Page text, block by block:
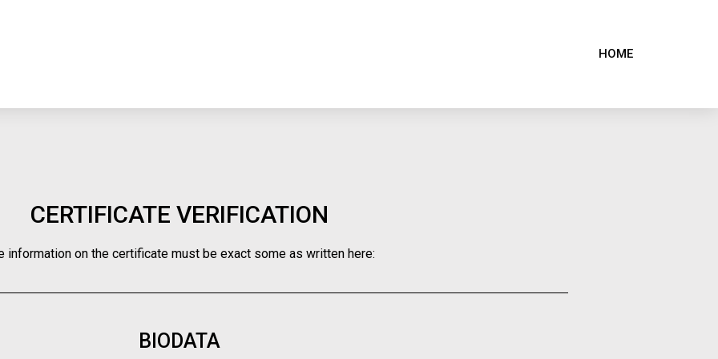
HOME
CERTIFICATE VERIFICATION
information on the certificate must be exact some as written here:
BIODATA